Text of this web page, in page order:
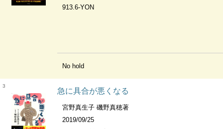
913.6-YON
No hold
3
急に具合が悪くなる
宮野真生子 磯野真穂著
2019/09/25